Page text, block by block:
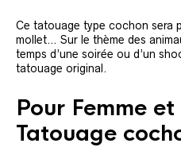
Ce tatouage type cochon sera
mollet… Sur le thème des
temps d’une soirée ou d’un
tatouage original.
Pour Femme
Tatouage